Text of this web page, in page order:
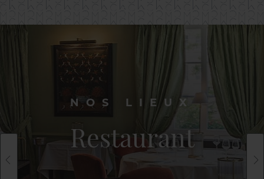
NOS LIEUX
Restaurant